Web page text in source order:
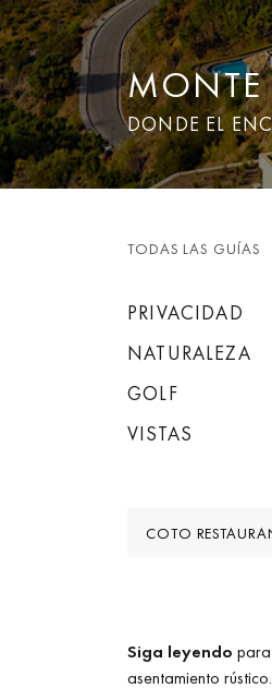
TODAS LAS GUÍAS
MONTE
DONDE EL
PRIVACIDAD
NATURALEZA
GOLF
VISTAS
COTO
Siga leyendo
asentamiento rústico.